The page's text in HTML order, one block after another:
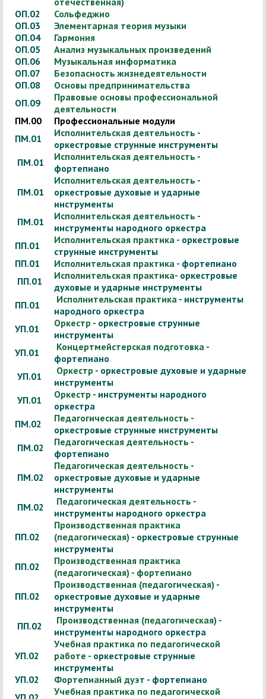
ОП.02
Сольфеджио
ОП.03
Элементарная теория музыки
ОП.04
Гармония
ОП.05
Анализ музыкальных произведений
ОП.06
Музыкальная информатика
ОП.07
Безопасность жизнедеятельности
ОП.08
Основы предпринимательства
ОП.09
Правовые основы профессиональной
деятельности
ПМ.00
Профессиональные модули
ПМ.01
Исполнительская деятельность -
оркестровые струнные инструменты
ПМ.01
Исполнительская деятельность -
фортепиано
ПМ.01
Исполнительская деятельность -
оркестровые духовые и ударные
инструменты
ПМ.01
Исполнительская деятельность -
инструменты народного оркестра
ПП.01
Исполнительская практика - оркестровые
струнные инструменты
ПП.01
Исполнительская практика - фортепиано
ПП.01
Исполнительская практика- оркестровые
духовые и ударные инструменты
ПП.01
Исполнительская практика - инструменты
народного оркестра
УП.01
Оркестр - оркестровые струнные
инструменты
УП.01
Концертмейстерская подготовка -
фортепиано
УП.01
Оркестр - оркестровые духовые и ударные
инструменты
УП.01
Оркестр - инструменты народного
оркестра
ПМ.02
Педагогическая деятельность -
оркестровые струнные инструменты
ПМ.02
Педагогическая деятельность -
фортепиано
ПМ.02
Педагогическая деятельность -
оркестровые духовые и ударные
инструменты
ПМ.02
Педагогическая деятельность -
инструменты народного оркестра
ПП.02
Производственная практика
(педагогическая) - оркестровые струнные
инструменты
ПП.02
Производственная практика
(педагогическая) - фортепиано
ПП.02
Производственная (педагогическая) -
оркестровые духовые и ударные
инструменты
ПП.02
Производственная (педагогическая) -
инструменты народного оркестра
УП.02
Учебная практика по педагогической
работе - оркестровые струнные
инструменты
УП.02
Фортепианный дуэт - фортепиано
Учебная практика по педагогической